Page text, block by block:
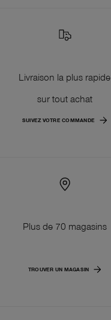
Livraison la plus rapide
sur tout achat
SUIVEZ VOTRE COMMANDE
Plus de 70 magasins
TROUVER UN MAGASIN